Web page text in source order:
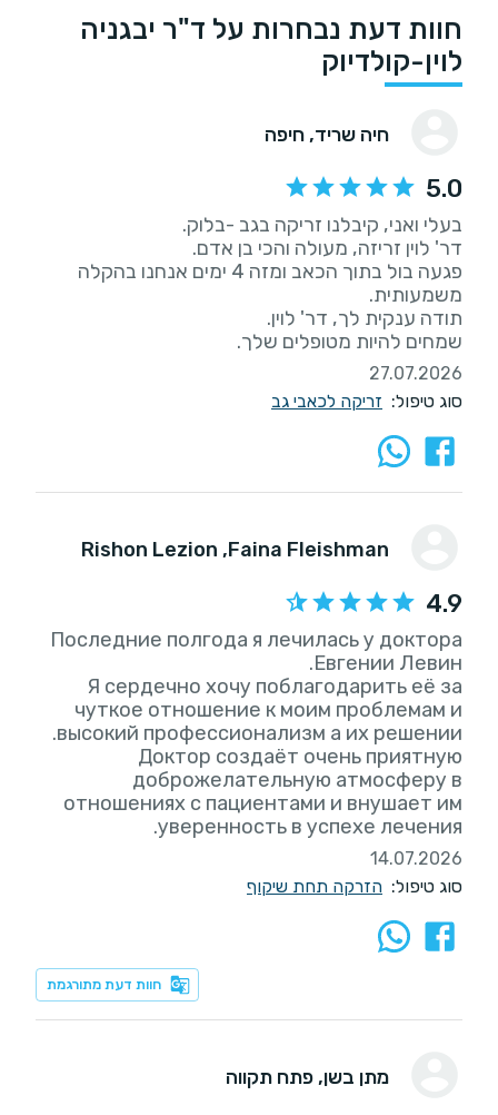
חוות דעת נבחרות על ד"ר יבגניה
לוין-קולדיוק
חיה שריד, חיפה
5.0
פגעה בול בתוך הכאב ומזה 4 ימים אנחנו בהקלה
שמחים להיות מטופלים שלך.
27.07.2026
סוג טיפול: זריקה לכאבי גב
Faina Fleishman
, Rishon Lezion
4.9
Последние полгода я лечилась у доктора
Я сердечно хочу поблагодарить её за
чуткое отношение к моим проблемам и
Доктор создаёт очень приятную
доброжелательную атмосферу в
отношениях с пациентами и внушает им
уверенность в успехе лечения.
14.07.2026
סוג טיפול: הזרקה תחת שיקוף
חוות דעת מתורגמת
מתן בשן, פתח תקווה